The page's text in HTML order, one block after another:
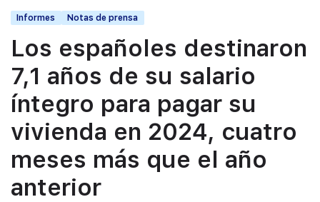
Informes Notas de prensa
Los españoles destinaron
7,1 años de su salario
íntegro para pagar su
vivienda en 2024, cuatro
meses más que el año
anterior